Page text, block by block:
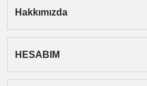
Gönder
Hakkımızda
HESABIM